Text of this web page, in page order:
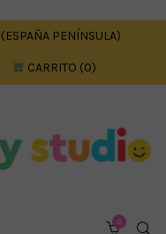
PENÍNSULA)
CARRITO 0
0